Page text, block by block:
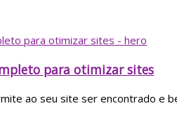
para otimizar sites
ao seu site ser encontrado e